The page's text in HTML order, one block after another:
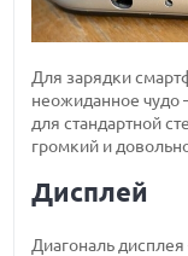
Для зарядки
неожиданное чудо
для стандартной
громкий и
Дисплей
Диагональ